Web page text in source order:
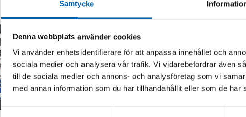
Samtycke
Denna webbplats använder cookies
Vi använder enhetsidentifierare för att anpassa innehållet och
sociala medier och analysera vår trafik. Vi vidarebefordrar även
till de sociala medier och annons- och analysföretag som vi
med annan information som du har tillhandahållit eller som de
Samtyckesval